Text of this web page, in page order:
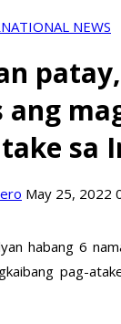
NEWS
ang
sa
May 25, 2022
habang 6
pag-